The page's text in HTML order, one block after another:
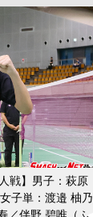
戦】男子：萩原
子単：渡邉 柚乃
／伴野 碧唯（ふ